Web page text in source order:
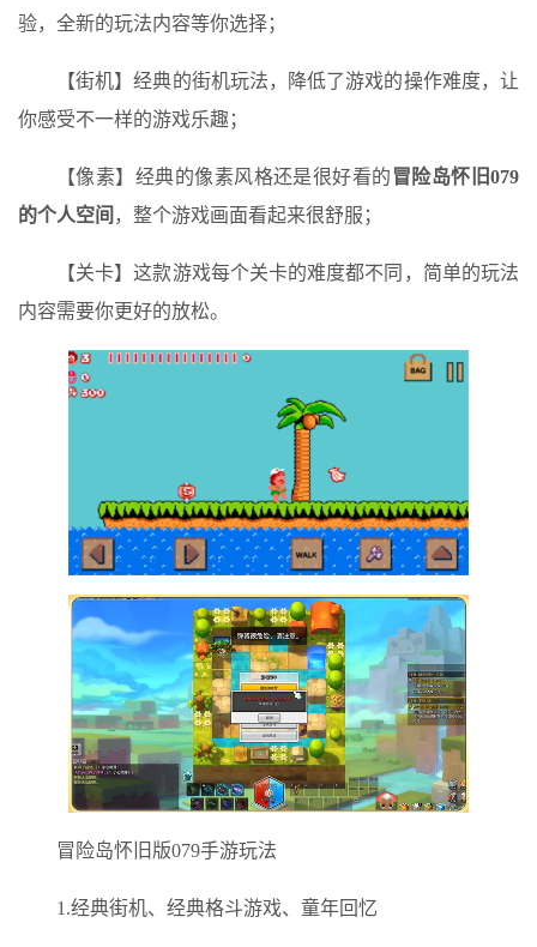
验，全新的玩法内容等你选择；
【街机】经典的街机玩法，降低了游戏的操作难度，让
你感受不一样的游戏乐趣；
【像素】经典的像素风格还是很好看的 冒险岛怀旧079
的个人空间 ，整个游戏画面看起来很舒服；
【关卡】这款游戏每个关卡的难度都不同，简单的玩法
内容需要你更好的放松。
冒险岛怀旧版079手游玩法
1.经典街机、经典格斗游戏、童年回忆